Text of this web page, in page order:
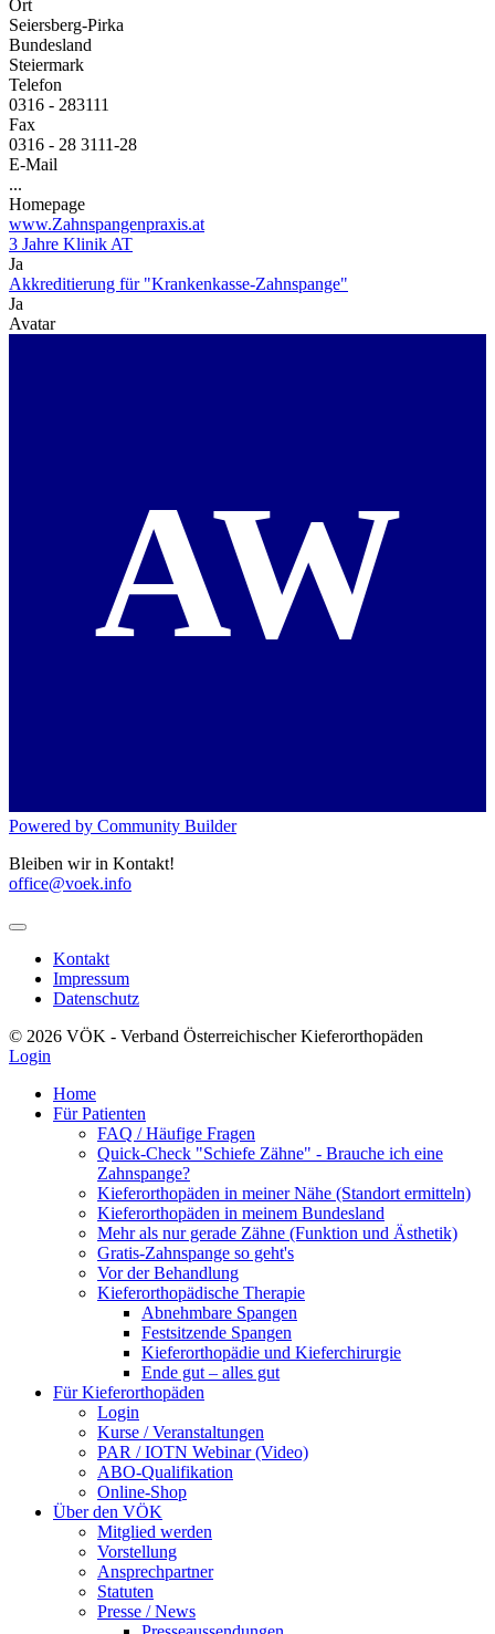
Ort
Seiersberg-Pirka
Bundesland
Steiermark
Telefon
0316 - 283111
Fax
0316 - 28 3111-28
E-Mail
...
Homepage
www.Zahnspangenpraxis.at
3 Jahre Klinik AT
Ja
Akkreditierung für "Krankenkasse-Zahnspange"
Ja
Avatar
AW
Powered by Community Builder
Bleiben wir in Kontakt!
office@voek.info
Kontakt
Impressum
Datenschutz
© 2026 VÖK - Verband Österreichischer Kieferorthopäden
Login
Home
Für Patienten
FAQ / Häufige Fragen
Quick-Check "Schiefe Zähne" - Brauche ich eine
Zahnspange?
Kieferorthopäden in meiner Nähe (Standort ermitteln)
Kieferorthopäden in meinem Bundesland
Mehr als nur gerade Zähne (Funktion und Ästhetik)
Gratis-Zahnspange so geht's
Vor der Behandlung
Kieferorthopädische Therapie
Abnehmbare Spangen
Festsitzende Spangen
Kieferorthopädie und Kieferchirurgie
Ende gut – alles gut
Für Kieferorthopäden
Login
Kurse / Veranstaltungen
PAR / IOTN Webinar (Video)
ABO-Qualifikation
Online-Shop
Über den VÖK
Mitglied werden
Vorstellung
Ansprechpartner
Statuten
Presse / News